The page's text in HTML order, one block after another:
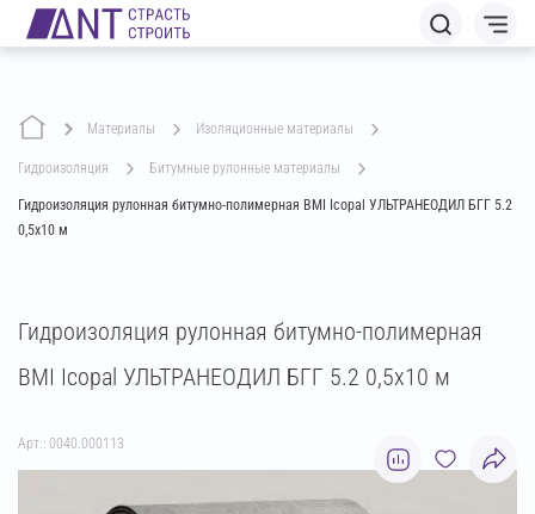
Материалы изоляционные материалы
гидроизоляция битумные рулонные материалы
Гидроизоляция рулонная битумно-полимерная BMI Icopal УЛЬТРАНЕОДИЛ БГГ 5.2
0,5х10 м
Гидроизоляция рулонная битумно-полимерная
BMI Icopal УЛЬТРАНЕОДИЛ БГГ 5.2 0,5х10 м
Арт.: 0040.000113